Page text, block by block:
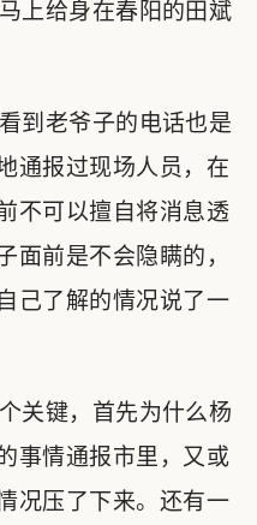
上给身在春阳的田斌
到老爷子的电话也是
通报过现场人员，在
不可以擅自将消息透
面前是不会隐瞒的，
己了解的情况说了一
关键，首先为什么杨
事情通报市里，又或
况压了下来。还有一